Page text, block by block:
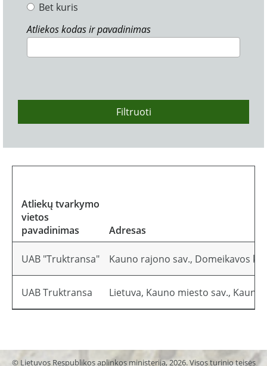
Bet kuris
Atliekos kodas ir pavadinimas
Filtruoti
Atliekų tvarkymo
vietos
pavadinimas
Adresas
UAB "Truktransa" Kauno rajono sav., Domeikavos k.
UAB Truktransa Lietuva, Kauno miesto sav.,
© Lietuvos Respublikos aplinkos ministerija, 2026. Visos turinio teisės